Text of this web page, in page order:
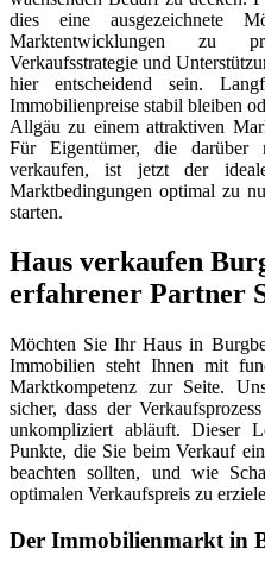
dies eine ausgezeichnete
Marktentwicklungen zu
Verkaufsstrategie und
hier entscheidend sein.
Immobilienpreise stabil bleiben
Allgäu zu einem attraktiven
Für Eigentümer, die darüber
verkaufen, ist jetzt der
Marktbedingungen optimal zu
starten.
Haus verkaufen
erfahrener Partner
Möchten Sie Ihr Haus in
Immobilien steht Ihnen mit
Marktkompetenz zur Seite.
sicher, dass der
unkompliziert abläuft. Dieser
Punkte, die Sie beim Verkauf
beachten sollten, und wie
optimalen Verkaufspreis zu
Der Immobilienmarkt in